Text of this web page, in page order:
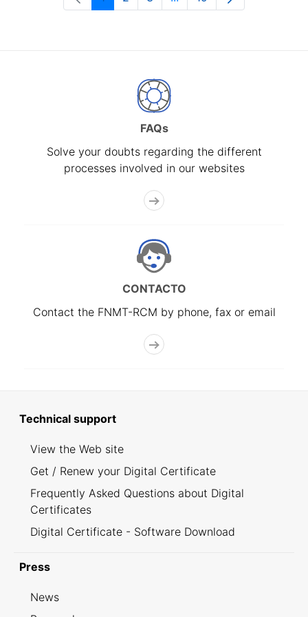
PagePagePageIntermediate Pages Use
Page
FAQs
Solve your doubts regarding the different
processes involved in our websites
CONTACTO
Contact the FNMT-RCM by phone, fax or email
Technical support
View the Web site
Get / Renew your Digital Certificate
Frequently Asked Questions about Digital
Certificates
Digital Certificate - Software Download
Press
News